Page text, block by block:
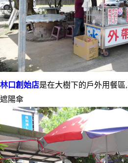
林口創始店是在大樹下的戶外用餐區
遮陽傘